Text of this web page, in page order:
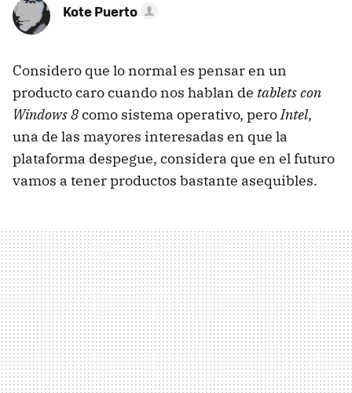
Kote Puerto
Considero que lo normal es pensar en un
producto caro cuando nos hablan de tablets con
Windows 8como sistema operativo, pero Intel,
una de las mayores interesadas en que la
plataforma despegue, considera que en el futuro
vamos a tener productos bastante asequibles.